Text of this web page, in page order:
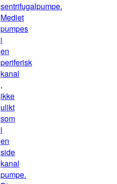
sentrifugalpumpe.
Mediet
pumpes
i
en
periferisk
kanal
,
ikke
ulikt
som
i
en
side
kanal
pumpe.